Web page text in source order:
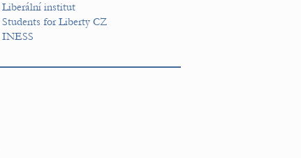
Liberální institut
Students for Liberty CZ
INESS